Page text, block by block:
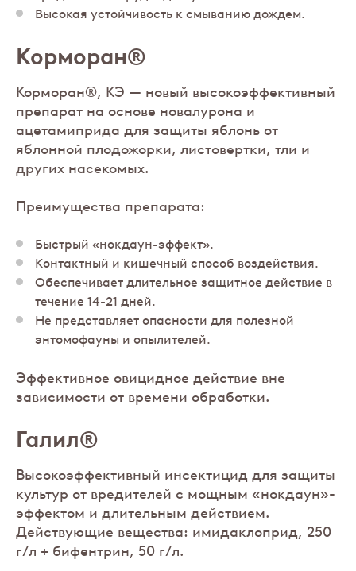
Высокая устойчивость к смыванию дождем.
Корморан®
Корморан®, КЭ — новый высокоэффективный
препарат на основе новалурона и
ацетамиприда для защиты яблонь от
яблонной плодожорки, листовертки, тли и
других насекомых.
Преимущества препарата:
Быстрый «нокдаун-эффект».
Контактный и кишечный способ воздействия.
Обеспечивает длительное защитное действие в
течение 14-21 дней.
Не представляет опасности для полезной
энтомофауны и опылителей.
Эффективное овицидное действие вне
зависимости от времени обработки.
Галил®
Высокоэффективный инсектицид для защиты
культур от вредителей с мощным «нокдаун»-
эффектом и длительным действием.
Действующие вещества: имидаклоприд, 250
г/л + бифентрин, 50 г/л.